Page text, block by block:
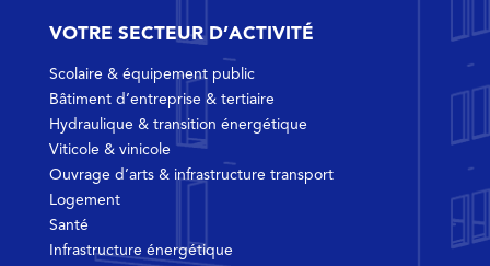
VOTRE SECTEUR D’ACTIVITÉ
Scolaire & équipement public
Bâtiment d’entreprise & tertiaire
Hydraulique & transition énergétique
Viticole & vinicole
Ouvrage d’arts & infrastructure transport
Logement
Santé
Infrastructure énergétique